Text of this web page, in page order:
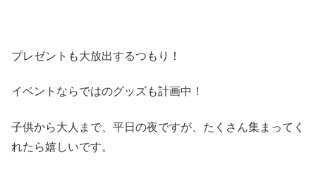
プレゼントも大放出するつもり！
イベントならではのグッズも計画中！
子供から大人まで、平日の夜ですが、たくさん集まってく
れたら嬉しいです。